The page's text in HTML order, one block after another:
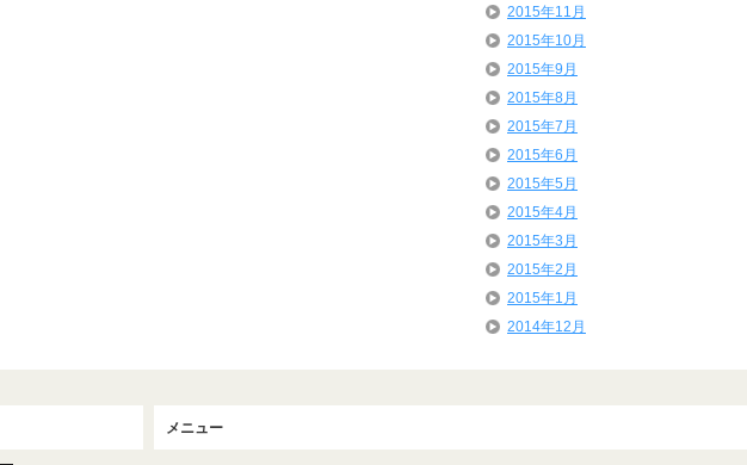
2015年11月
2015年10月
2015年9月
2015年8月
2015年7月
2015年6月
2015年5月
2015年4月
2015年3月
2015年2月
2015年1月
2014年12月
メニュー